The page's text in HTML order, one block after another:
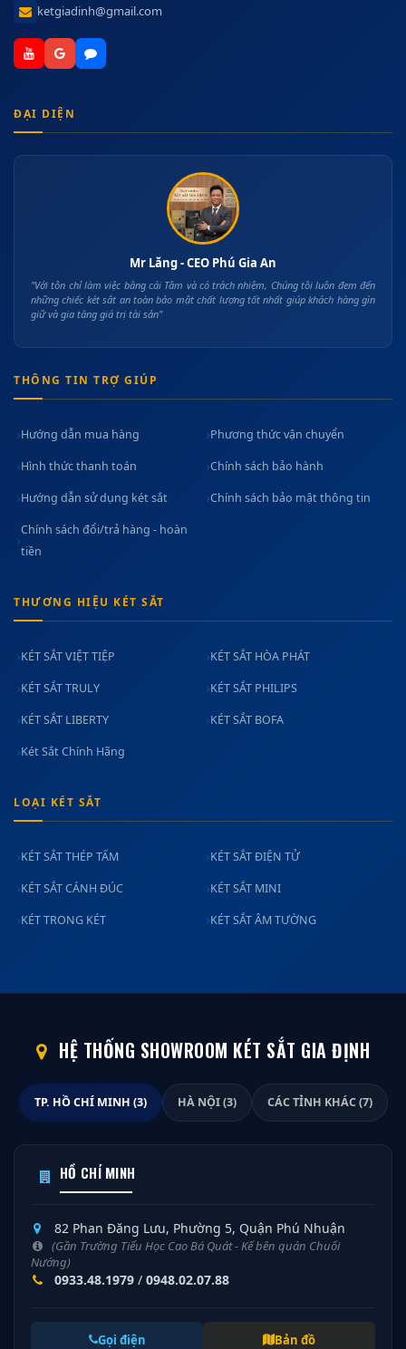
ketgiadinh@gmail.com
ĐẠI DIỆN
Mr Lăng - CEO Phú Gia An
"Với tôn chỉ làm việc bằng cái Tâm và có trách nhiệm, Chúng tôi luôn đem đến
những chiếc két sắt an toàn bảo mật chất lượng tốt nhất giúp khách hàng gìn
giữ và gia tăng giá trị tài sản"
THÔNG TIN TRỢ GIÚP
Hướng dẫn mua hàng Phương thức vận chuyển
Hình thức thanh toán Chính sách bảo hành
Hướng dẫn sử dụng két sắt Chính sách bảo mật thông tin
Chính sách đổi/trả hàng - hoàn
tiền
THƯƠNG HIỆU KÉT SẮT
KÉT SẮT VIỆT TIỆP KÉT SẮT HÒA PHÁT
KÉT SẮT TRULY KÉT SẮT PHILIPS
KÉT SẮT LIBERTY KÉT SẮT BOFA
Két Sắt Chính Hãng
LOẠI KÉT SẮT
KÉT SẮT THÉP TẤM KÉT SẮT ĐIỆN TỬ
KÉT SẮT CÁNH ĐÚC KÉT SẮT MINI
KÉT TRONG KÉT KÉT SẮT ÂM TƯỜNG
HỆ THỐNG SHOWROOM KÉT SẮT GIA ĐỊNH
TP. HỒ CHÍ MINH (3) HÀ NỘI (3) CÁC TỈNH KHÁC (7)
HỒ CHÍ MINH
82 Phan Đăng Lưu, Phường 5, Quận Phú Nhuận
(Gần Trường Tiểu Học Cao Bá Quát - Kế bên quán Chuối
Nướng)
0933.48.1979 / 0948.02.07.88
Gọi điện Bản đồ